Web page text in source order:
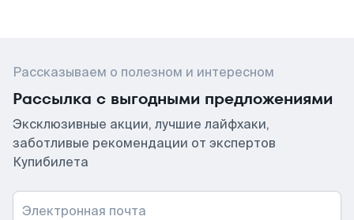
Рассказываем о полезном и интересном
Рассылка с выгодными предложениями
Эксклюзивные акции, лучшие лайфхаки,
заботливые рекомендации от экспертов
Купибилета
Электронная почта